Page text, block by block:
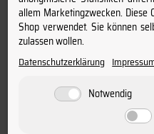
Geschmack:
trocken
Alkoholgehalt:
. - siehe Einzelweine des
allem Marketingzwecken. Diese
Shop verwendet. Sie können
zulassen wollen.
Datenschutzerklärung
Notwendig